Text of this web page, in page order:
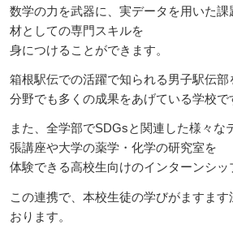
数学の力を武器に、実データを用いた課
材としての専門スキルを
身につけることができます。
箱根駅伝での活躍で知られる男子駅伝
分野でも多くの成果をあげている学校で
また、全学部でSDGsと関連した様々な
張講座や大学の薬学・化学の研究室を
体験できる高校生向けのインターンシッ
この連携で、本校生徒の学びがますま
おります。